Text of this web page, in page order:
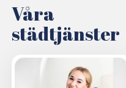
Våra
städtjänster